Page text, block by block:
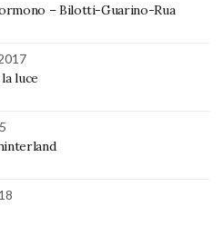
– Bilotti-Guarino-Rua
luce